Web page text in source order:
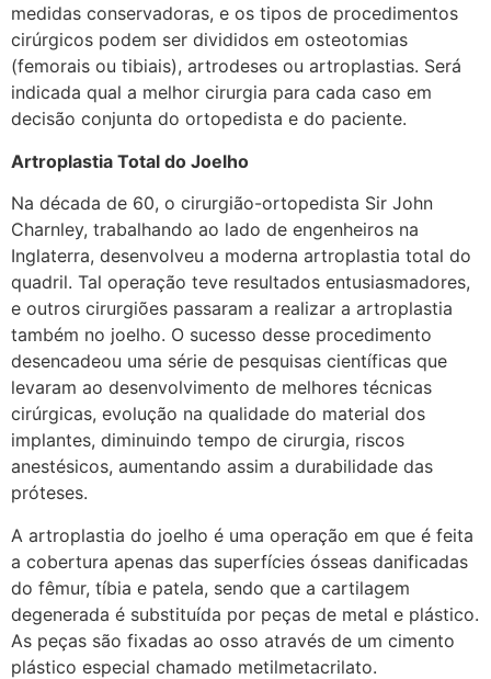
medidas conservadoras, e os tipos de procedimentos
cirúrgicos podem ser divididos em osteotomias
(femorais ou tibiais), artrodeses ou artroplastias. Será
indicada qual a melhor cirurgia para cada caso em
decisão conjunta do ortopedista e do paciente.
Artroplastia Total do Joelho
Na década de 60, o cirurgião-ortopedista Sir John
Charnley, trabalhando ao lado de engenheiros na
Inglaterra, desenvolveu a moderna artroplastia total do
quadril. Tal operação teve resultados entusiasmadores,
e outros cirurgiões passaram a realizar a artroplastia
também no joelho. O sucesso desse procedimento
desencadeou uma série de pesquisas científicas que
levaram ao desenvolvimento de melhores técnicas
cirúrgicas, evolução na qualidade do material dos
implantes, diminuindo tempo de cirurgia, riscos
anestésicos, aumentando assim a durabilidade das
próteses.
A artroplastia do joelho é uma operação em que é feita
a cobertura apenas das superfícies ósseas danificadas
do fêmur, tíbia e patela, sendo que a cartilagem
degenerada é substituída por peças de metal e plástico.
As peças são fixadas ao osso através de um cimento
plástico especial chamado metilmetacrilato.